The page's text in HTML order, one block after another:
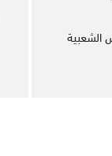
الشعبية